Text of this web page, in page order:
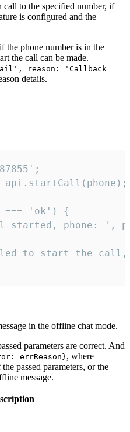
to the specified number, if
is configured and the
if the phone number is in the
the call can be made.
reason: 'Callback
details.
=== 'ok') {
started, phone: ',
to start the
in the offline chat mode.
parameters are correct. And
errReason}, where
passed parameters, or the
message.